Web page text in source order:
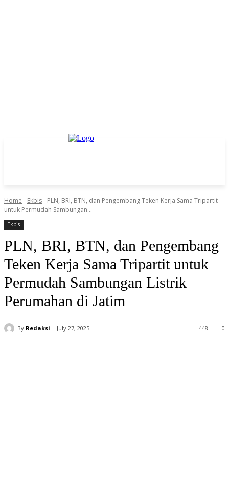
Home Ekbis
PLN, BRI, BTN, dan Pengembang Teken Kerja Sama Tripartit
untuk Permudah Sambungan...
Ekbis
PLN, BRI, BTN, dan Pengembang
Teken Kerja Sama Tripartit untuk
Permudah Sambungan Listrik
Perumahan di Jatim
By Redaksi July 27, 2025 0
448